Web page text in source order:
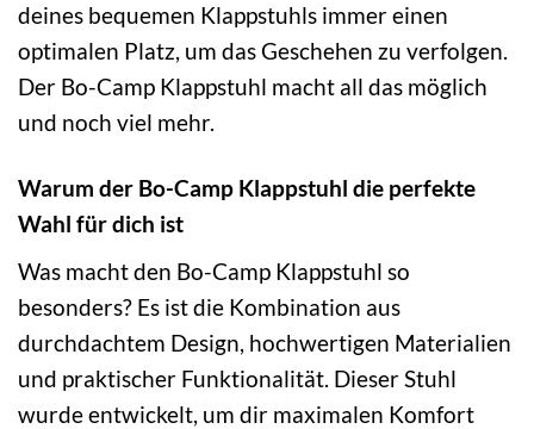
deines bequemen Klappstuhls immer einen
optimalen Platz, um das Geschehen zu verfolgen.
Der Bo-Camp Klappstuhl macht all das möglich
und noch viel mehr.
Warum der Bo-Camp Klappstuhl die perfekte
Wahl für dich ist
Was macht den Bo-Camp Klappstuhl so
besonders? Es ist die Kombination aus
durchdachtem Design, hochwertigen Materialien
und praktischer Funktionalität. Dieser Stuhl
wurde entwickelt, um dir maximalen Komfort